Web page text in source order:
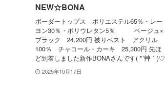
NEW☆BONA
ボーダートップス ポリエステル65％・レー
ヨン30％・ポリウレタン5％ ベージュ×
ブラック 24,200円 被りベスト アクリル
100％ チャコール・カーキ 25,300円 先ほ
ど到着しました新作BONAさんです( *´艸｀)♡
2025年10月17日